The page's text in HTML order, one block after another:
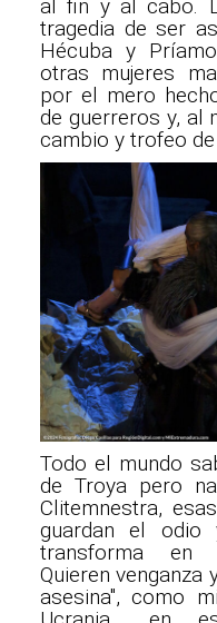
al fin y al cabo.
tragedia de ser
Hécuba y
otras mujeres
por el mero
de guerreros y, al
cambio y trofeo de
Todo el mundo
de Troya pero
Clitemnestra,
guardan el odio
transforma en
Quieren venganza
asesina", como